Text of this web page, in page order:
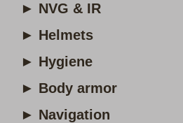
► NVG & IR
► Helmets
► Hygiene
► Body armor
► Navigation